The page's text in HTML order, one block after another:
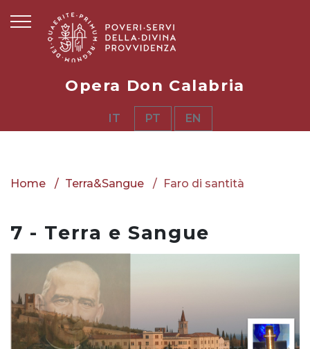
Opera Don Calabria
IT PT EN
Home Terra&Sangue Faro di santità
7 - Terra e Sangue